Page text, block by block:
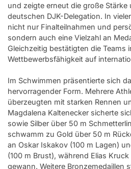
und zeigte erneut die große
deutschen DJK-Delegation. In
nicht nur Finalteilnahmen und
sondern auch eine Vielzahl an
Gleichzeitig bestätigten die Teams
Wettbewerbsfähigkeit auf
Im Schwimmen präsentierte sich
hervorragender Form. Mehrere
überzeugten mit starken Rennen
Magdalena Kaltenecker sicherte
sowie Silber über 50 m
schwamm zu Gold über 50 m
an Oskar Iskakov (100 m Lagen)
(100 m Brust), während Elias
gewann. Weitere Bronzemedaillen